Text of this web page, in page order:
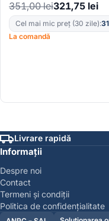
351,00lei321,75 lei
Cel mai mic preț (30 zile):
La comandă
Livrare rapidă
Informații
Despre noi
Contact
Termeni și condiții
Politica de confidențialitate